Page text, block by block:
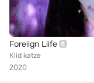
Foreiign Liife
Kiid katze
2020